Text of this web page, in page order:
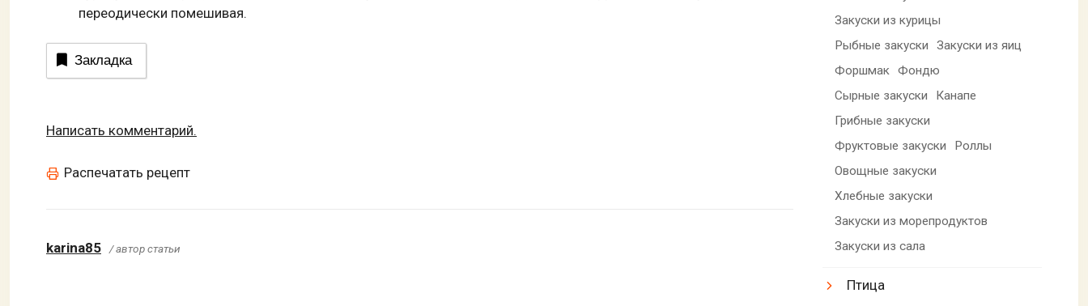
переодически помешивая.
Закладка
Написать комментарий.
Распечатать рецепт
karina85 / автор статьи
Закуски из курицы
Рыбные закуски
Закуски из яиц
Форшмак Фондю
Сырные закуски
Канапе
Грибные закуски
Фруктовые закуски
Роллы
Овощные закуски
Хлебные закуски
Закуски из морепродуктов
Закуски из сала
Птица